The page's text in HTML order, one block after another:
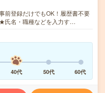
前登録だけでもOK！履歴書不要
氏名・職種などを入力す…
40代 50代 60代